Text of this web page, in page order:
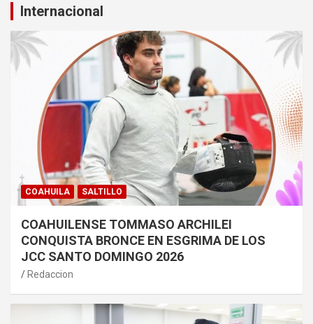
Internacional
COAHUILA SALTILLO
COAHUILENSE TOMMASO ARCHILEI
CONQUISTA BRONCE EN ESGRIMA DE LOS
JCC SANTO DOMINGO 2026
Redaccion